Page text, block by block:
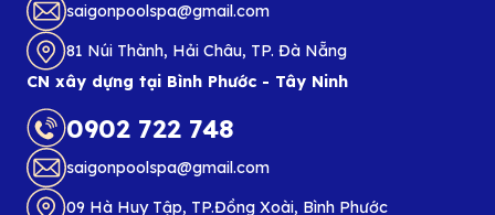
saigonpoolspa@gmail.com
81 Núi Thành, Hải Châu, TP. Đà Nẵng
CN xây dựng tại Bình Phước - Tây Ninh
0902 722 748
saigonpoolspa@gmail.com
09 Hà Huy Tập, TP.Đồng Xoài, Bình Phước